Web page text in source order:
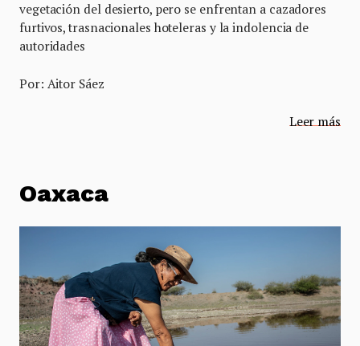
vegetación del desierto, pero se enfrentan a cazadores
furtivos, trasnacionales hoteleras y la indolencia de
autoridades
Por: Aitor Sáez
Leer más
Oaxaca